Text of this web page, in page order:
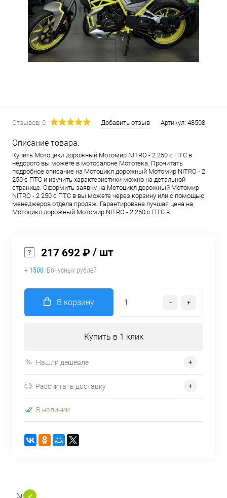
Отзывов: 0 Добавить отзыв Артикул: 48508
Описание товара:
Купить Мотоцикл дорожный Мотомир NITRO - 2 250 с ПТС в
недорого вы можете в мотосалоне Мототека. Прочитать
подробное описание на Мотоцикл дорожный Мотомир NITRO - 2
250 с ПТС и изучить характеристики можно на детальной
странице. Оформить заявку на Мотоцикл дорожный Мотомир
NITRO - 2 250 с ПТС в вы можете через корзину или с помощью
менеджеров отдела продаж. Гарантирована лучшая цена на
Мотоцикл дорожный Мотомир NITRO - 2 250 с ПТС в .
217 692 ₽ / шт
+ 1500 Бонусных рублей
В корзину
Купить в 1 клик
Нашли дешевле
Рассчитать доставку
В наличии